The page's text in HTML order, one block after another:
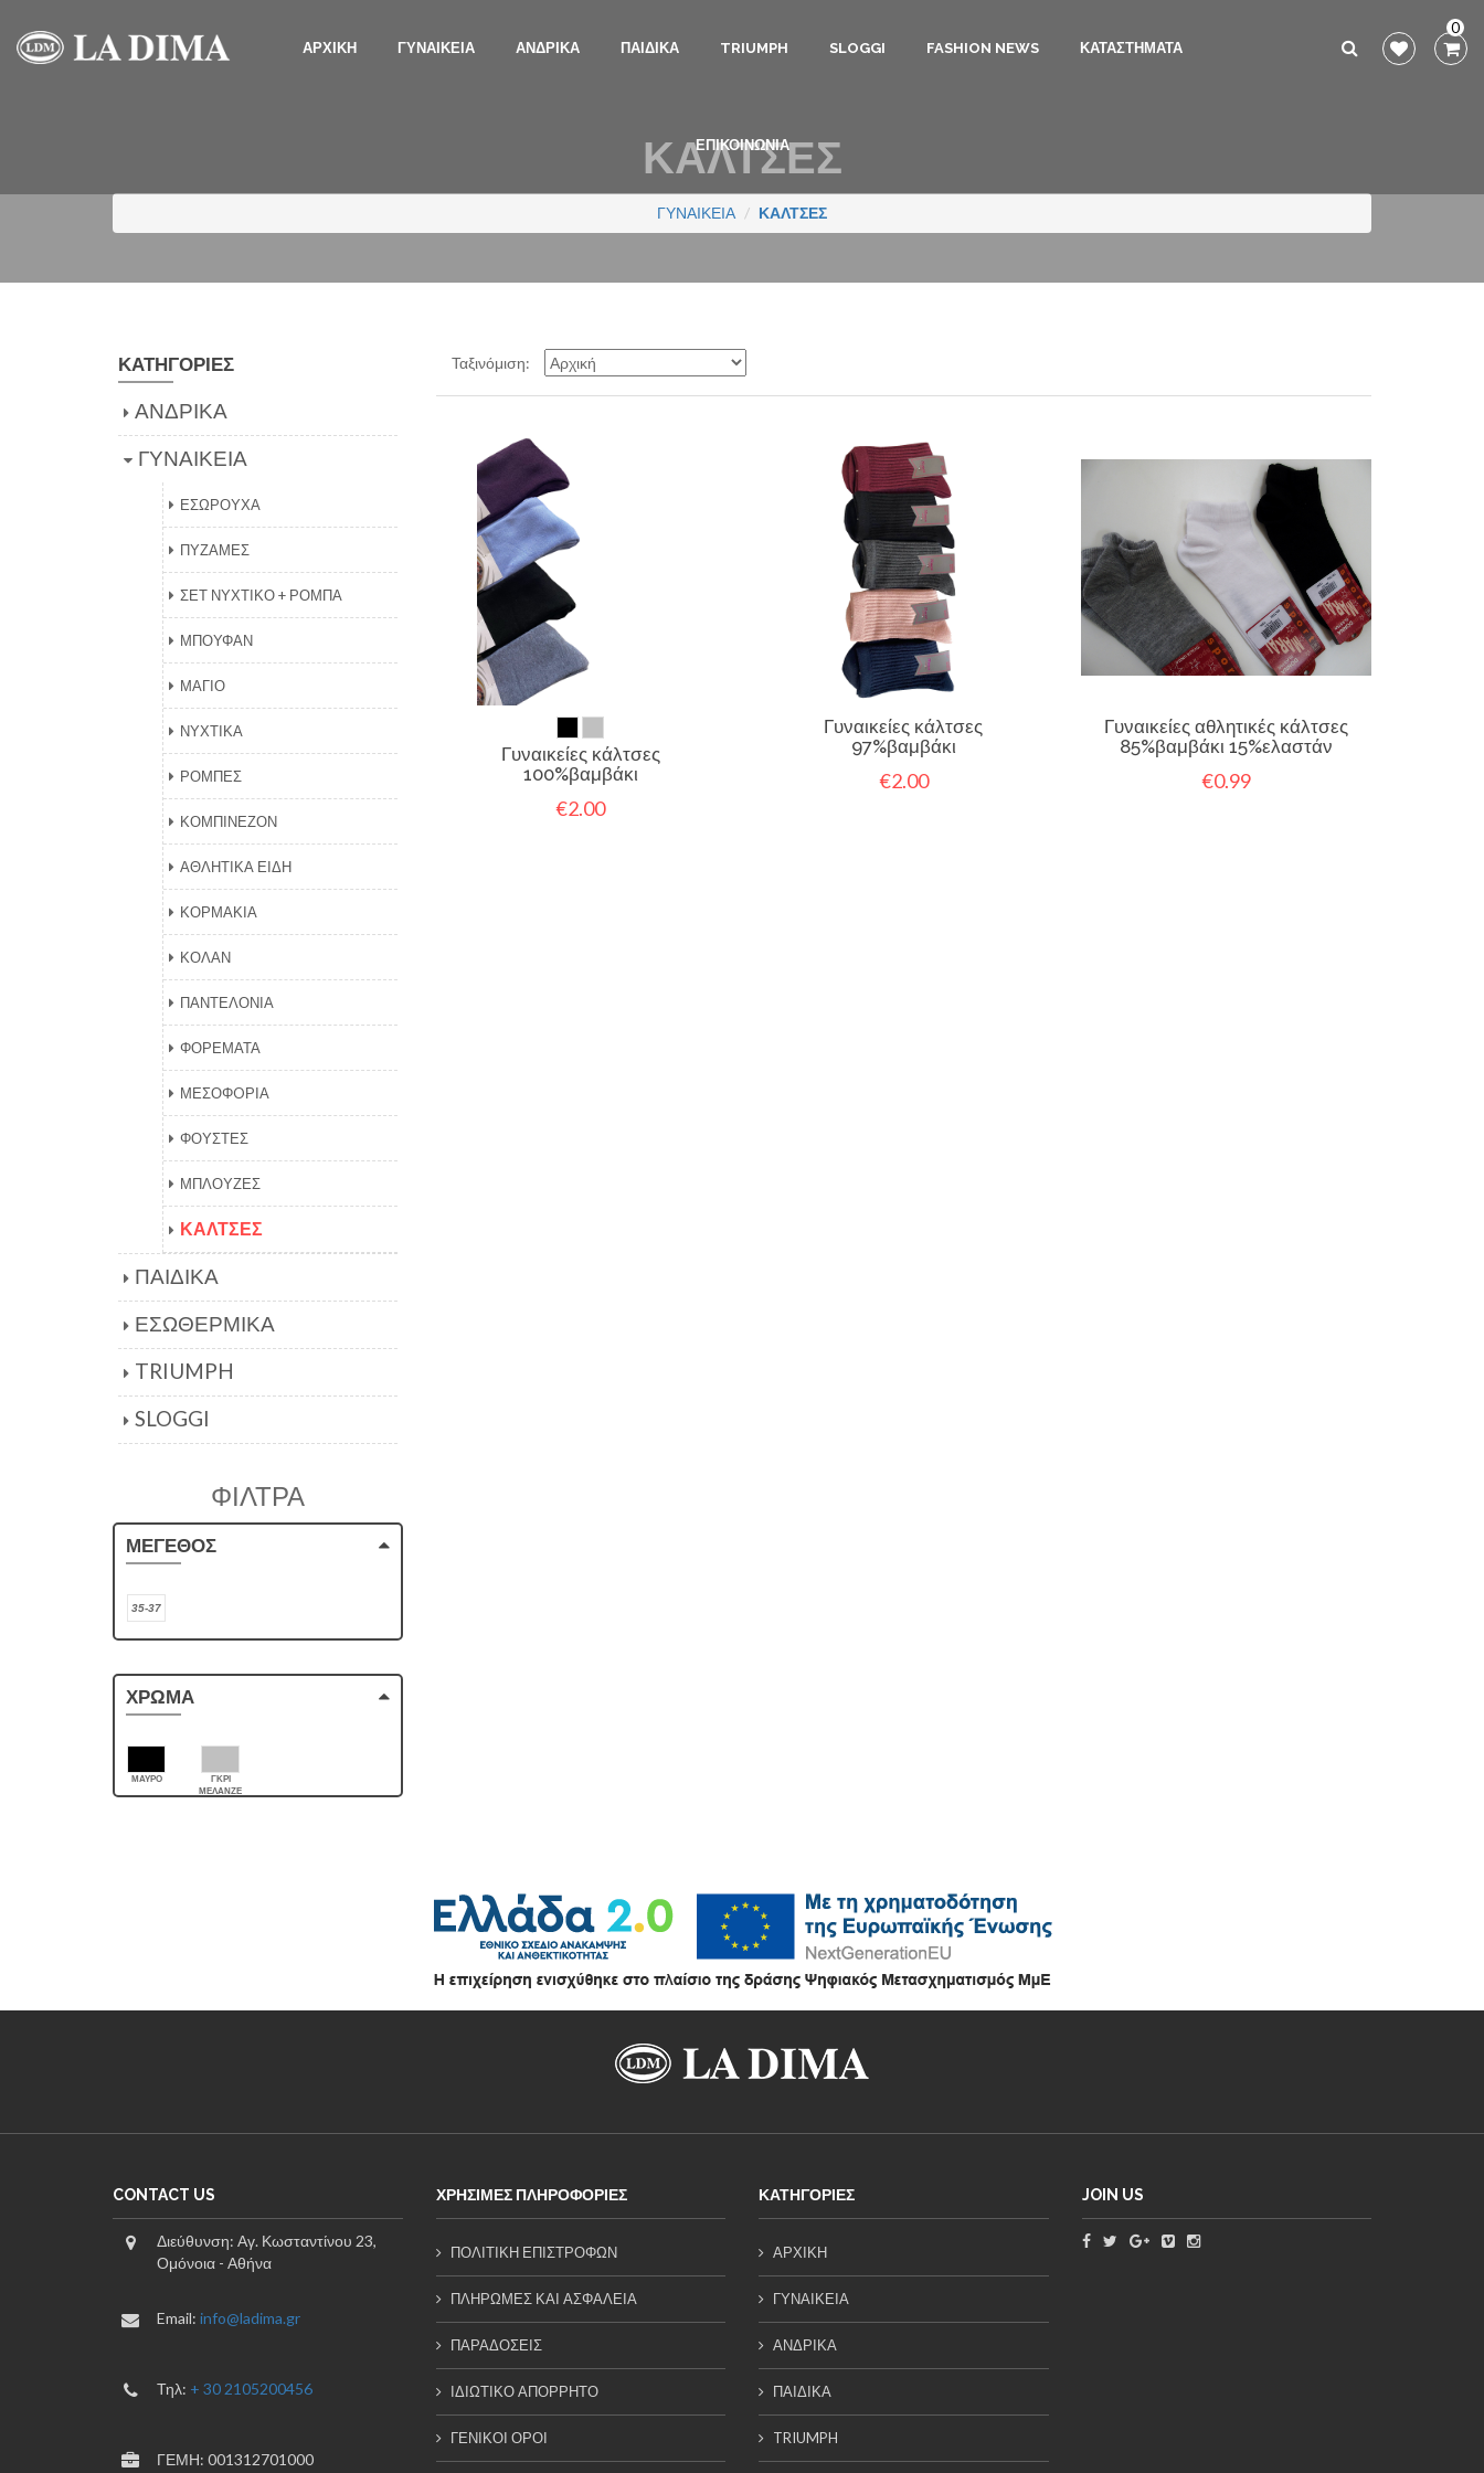
ΑΡΧΙΚΗ ΓΥΝΑΙΚΕΙΑ ΑΝΔΡΙΚΑ ΠΑΙΔΙΚΑ TRIUMPH SLOGGI FASHION NEWS ΚΑΤΑΣΤΗΜΑΤΑ
ΕΠΙΚΟΙΝΩΝΙΑ
0
ΚΑΛΤΣΕΣ
ΓΥΝΑΙΚΕΙΑ ΚΑΛΤΣΕΣ
Ταξινόμιση:
Γυναικείες κάλτσες
100%βαμβάκι
€2.00
Γυναικείες κάλτσες
97%βαμβάκι
€2.00
Γυναικείες αθλητικές κάλτσες
85%βαμβάκι 15%ελαστάν
€0.99
ΚΑΤΗΓΟΡΙΕΣ
ΑΝΔΡΙΚΑ
ΓΥΝΑΙΚΕΙΑ
ΕΣΩΡΟΥΧΑ
ΠΥΖΑΜΕΣ
ΣΕΤ ΝΥΧΤΙΚΟ + ΡΟΜΠΑ
ΜΠΟΥΦΑΝ
ΜΑΓΙΟ
ΝΥΧΤΙΚΑ
ΡΟΜΠΕΣ
ΚΟΜΠΙΝΕΖΟΝ
ΑΘΛΗΤΙΚΑ ΕΙΔΗ
ΚΟΡΜΑΚΙΑ
ΚΟΛΑΝ
ΠΑΝΤΕΛΟΝΙΑ
ΦΟΡΕΜΑΤΑ
ΜΕΣΟΦOΡΙΑ
ΦΟΥΣΤΕΣ
ΜΠΛΟΥΖΕΣ
ΚΑΛΤΣΕΣ
ΠΑΙΔΙΚΑ
ΕΣΩΘΕΡΜΙΚΑ
TRIUMPH
SLOGGI
ΦΙΛΤΡΑ
ΜΕΓΕΘΟΣ
35-37
ΧΡΩΜΑ
ΜΑΥΡΟ
ΓΚΡΙ
ΜΕΛΑΝΖΕ
CONTACT US
Διεύθυνση: Αγ. Κωσταντίνου 23,
Ομόνοια - Αθήνα
Email: info@ladima.gr
Τηλ: + 30 2105200456
ΓΕΜΗ: 001312701000
ΧΡΗΣΙΜΕΣ ΠΛΗΡΟΦΟΡΙΕΣ
ΠΟΛΙΤΙΚΗ ΕΠΙΣΤΡΟΦΩΝ
ΠΛΗΡΩΜΕΣ ΚΑΙ ΑΣΦΑΛΕΙΑ
ΠΑΡΑΔΟΣΕΙΣ
ΙΔΙΩΤΙΚΟ ΑΠΟΡΡΗΤΟ
ΓΕΝΙΚΟΙ ΟΡΟΙ
ΚΑΤΗΓΟΡΙΕΣ
ΑΡΧΙΚΗ
ΓΥΝΑΙΚΕΙΑ
ΑΝΔΡΙΚΑ
ΠΑΙΔΙΚΑ
TRIUMPH
JOIN US